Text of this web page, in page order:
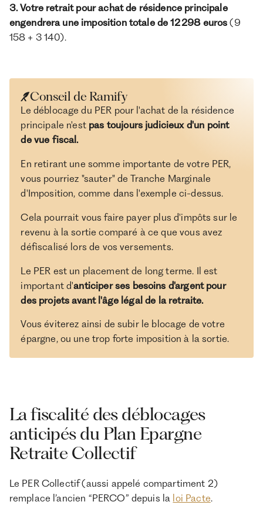
3. Votre retrait pour achat de résidence principale
engendrera une imposition totale de 12 298 euros (9
158 + 3 140).
Conseil de Ramify
Le déblocage du PER pour l'achat de la résidence
principale n'est pas toujours judicieux d'un point
de vue fiscal.
En retirant une somme importante de votre PER,
vous pourriez "sauter" de Tranche Marginale
d'Imposition, comme dans l'exemple ci-dessus.
Cela pourrait vous faire payer plus d'impôts sur le
revenu à la sortie comparé à ce que vous avez
défiscalisé lors de vos versements.
Le PER est un placement de long terme. Il est
important d'anticiper ses besoins d'argent pour
des projets avant l'âge légal de la retraite.
Vous éviterez ainsi de subir le blocage de votre
épargne, ou une trop forte imposition à la sortie.
La fiscalité des déblocages
anticipés du Plan Epargne
Retraite Collectif
Le PER Collectif (aussi appelé compartiment 2)
remplace l’ancien “PERCO” depuis la loi Pacte.